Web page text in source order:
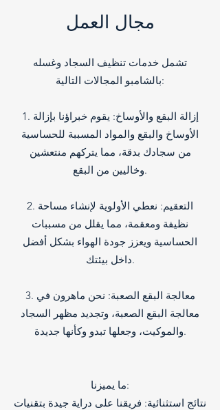
مجال العمل
تشمل خدمات تنظيف السجاد وغسله
بالشامبو المجالات التالية:
1. إزالة البقع والأوساخ: يقوم خبراؤنا بإزالة
الأوساخ والبقع والمواد المسببة للحساسية
من سجادك بدقة، مما يتركهم منتعشين
وخاليين من البقع.
2. التعقيم: نعطي الأولوية لإنشاء مساحة
نظيفة ومعقمة، مما يقلل من مسببات
الحساسية ويعزز جودة الهواء بشكل أفضل
داخل بيئتك.
3. معالجة البقع الصعبة: نحن ماهرون في
معالجة البقع الصعبة، وتجديد مظهر السجاد
والموكيت، وجعلها تبدو وكأنها جديدة.
ما يميزنا:
نتائج استثنائية: فريقنا على دراية جيدة بتقنيات